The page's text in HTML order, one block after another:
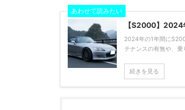
あわせて読みたい
【S2000】2024
2024年の1年間に
テナンスの有無や、
続きを見る